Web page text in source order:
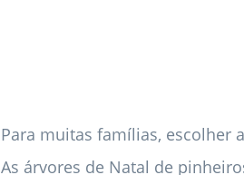
Para muitas famílias, escolher
As árvores de Natal de